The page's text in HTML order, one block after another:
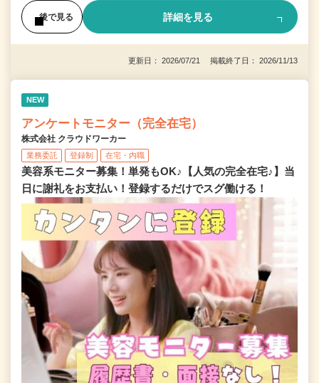
後で見る 詳細を見る
更新日： 2026/07/21 掲載終了日： 2026/11/13
NEW
アンケートモニター（完全在宅）
株式会社 クラウドワーカー
業務委託 登録制 在宅・内職
美容系モニター募集！単発もOK♪【人気の完全在宅♪】当
日に謝礼をお支払い！登録するだけでスグ働ける！